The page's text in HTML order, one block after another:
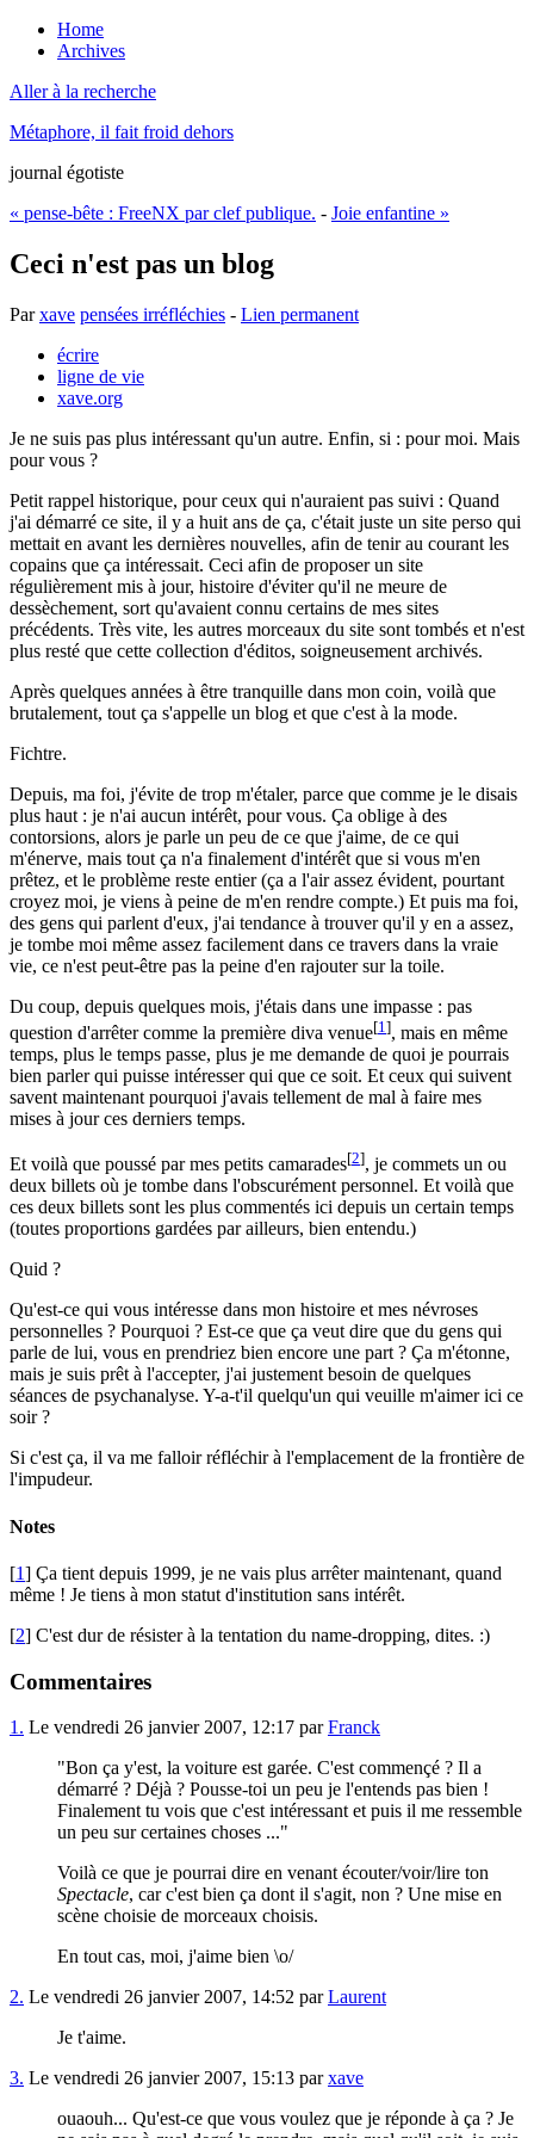
Home
Archives
Aller à la recherche
Métaphore, il fait froid dehors
journal égotiste
« pense-bête : FreeNX par clef publique. - Joie enfantine »
Ceci n'est pas un blog
Parxave pensées irréfléchies - Lien permanent
écrire
ligne de vie
xave.org
Je ne suis pas plus intéressant qu'un autre. Enfin, si : pour moi. Mais
pour vous ?
Petit rappel historique, pour ceux qui n'auraient pas suivi : Quand
j'ai démarré ce site, il y a huit ans de ça, c'était juste un site perso qui
mettait en avant les dernières nouvelles, afin de tenir au courant les
copains que ça intéressait. Ceci afin de proposer un site
régulièrement mis à jour, histoire d'éviter qu'il ne meure de
dessèchement, sort qu'avaient connu certains de mes sites
précédents. Très vite, les autres morceaux du site sont tombés et n'est
plus resté que cette collection d'éditos, soigneusement archivés.
Après quelques années à être tranquille dans mon coin, voilà que
brutalement, tout ça s'appelle un blog et que c'est à la mode.
Fichtre.
Depuis, ma foi, j'évite de trop m'étaler, parce que comme je le disais
plus haut : je n'ai aucun intérêt, pour vous. Ça oblige à des
contorsions, alors je parle un peu de ce que j'aime, de ce qui
m'énerve, mais tout ça n'a finalement d'intérêt que si vous m'en
prêtez, et le problème reste entier (ça a l'air assez évident, pourtant
croyez moi, je viens à peine de m'en rendre compte.) Et puis ma foi,
des gens qui parlent d'eux, j'ai tendance à trouver qu'il y en a assez,
je tombe moi même assez facilement dans ce travers dans la vraie
vie, ce n'est peut-être pas la peine d'en rajouter sur la toile.
Du coup, depuis quelques mois, j'étais dans une impasse : pas
question d'arrêter comme la première diva venue[1 ], mais en même
temps, plus le temps passe, plus je me demande de quoi je pourrais
bien parler qui puisse intéresser qui que ce soit. Et ceux qui suivent
savent maintenant pourquoi j'avais tellement de mal à faire mes
mises à jour ces derniers temps.
Et voilà que poussé par mes petits camarades[2], je commets un ou
deux billets où je tombe dans l'obscurément personnel. Et voilà que
ces deux billets sont les plus commentés ici depuis un certain temps
(toutes proportions gardées par ailleurs, bien entendu.)
Quid ?
Qu'est-ce qui vous intéresse dans mon histoire et mes névroses
personnelles ? Pourquoi ? Est-ce que ça veut dire que du gens qui
parle de lui, vous en prendriez bien encore une part ? Ça m'étonne,
mais je suis prêt à l'accepter, j'ai justement besoin de quelques
séances de psychanalyse. Y-a-t'il quelqu'un qui veuille m'aimer ici ce
soir ?
Si c'est ça, il va me falloir réfléchir à l'emplacement de la frontière de
l'impudeur.
Notes
[1] Ça tient depuis 1999, je ne vais plus arrêter maintenant, quand
même ! Je tiens à mon statut d'institution sans intérêt.
[2] C'est dur de résister à la tentation du name-dropping, dites. :)
Commentaires
1. Le vendredi 26 janvier 2007, 12:17 parFranck
"Bon ça y'est, la voiture est garée. C'est commençé ? Il a
démarré ? Déjà ? Pousse-toi un peu je l'entends pas bien !
Finalement tu vois que c'est intéressant et puis il me ressemble
un peu sur certaines choses ..."
Voilà ce que je pourrai dire en venant écouter/voir/lire ton
Spectacle, car c'est bien ça dont il s'agit, non ? Une mise en
scène choisie de morceaux choisis.
En tout cas, moi, j'aime bien \o/
2. Le vendredi 26 janvier 2007, 14:52 parLaurent
Je t'aime.
3. Le vendredi 26 janvier 2007, 15:13 parxave
ouaouh... Qu'est-ce que vous voulez que je réponde à ça ? Je